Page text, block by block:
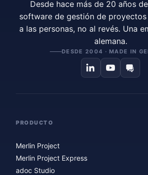
Desde hace más de 20 años
software de gestión de
a las personas, no al revés. Una
alemana.
DESDE 2004 · MADE IN
PRODUCTO
Merlin Project
Merlin Project Express
adoc Studio